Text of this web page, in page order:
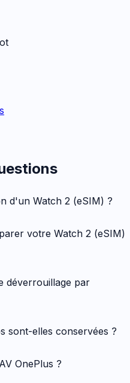
d'un Watch 2 (eSIM) ?
votre Watch 2 (eSIM)
déverrouillage par
sont-elles conservées ?
OnePlus ?